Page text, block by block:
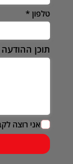
טלפון
תוכן ההודעה
אני רוצה